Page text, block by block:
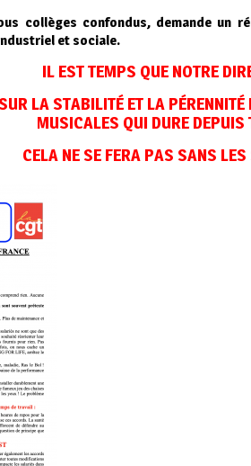
collèges confondus, demande un
et sociale.
IL EST TEMPS QUE NOTRE
LA STABILITÉ ET LA
MUSICALES QUI DURE
CELA NE SE FERA PAS SANS